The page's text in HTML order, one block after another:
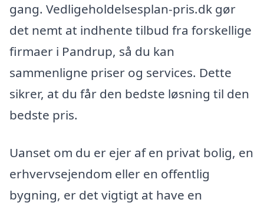
gang. Vedligeholdelsesplan-pris.dk gør
det nemt at indhente tilbud fra forskellige
firmaer i Pandrup, så du kan
sammenligne priser og services. Dette
sikrer, at du får den bedste løsning til den
bedste pris.
Uanset om du er ejer af en privat bolig, en
erhvervsejendom eller en offentlig
bygning, er det vigtigt at have en